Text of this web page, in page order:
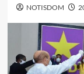
NOTISDOM